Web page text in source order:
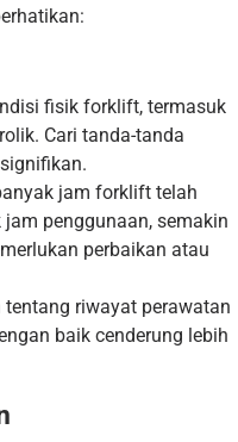
fisik forklift, termasuk
Cari tanda-tanda
jam forklift telah
penggunaan, semakin
perbaikan atau
tentang riwayat perawatan
baik cenderung lebih